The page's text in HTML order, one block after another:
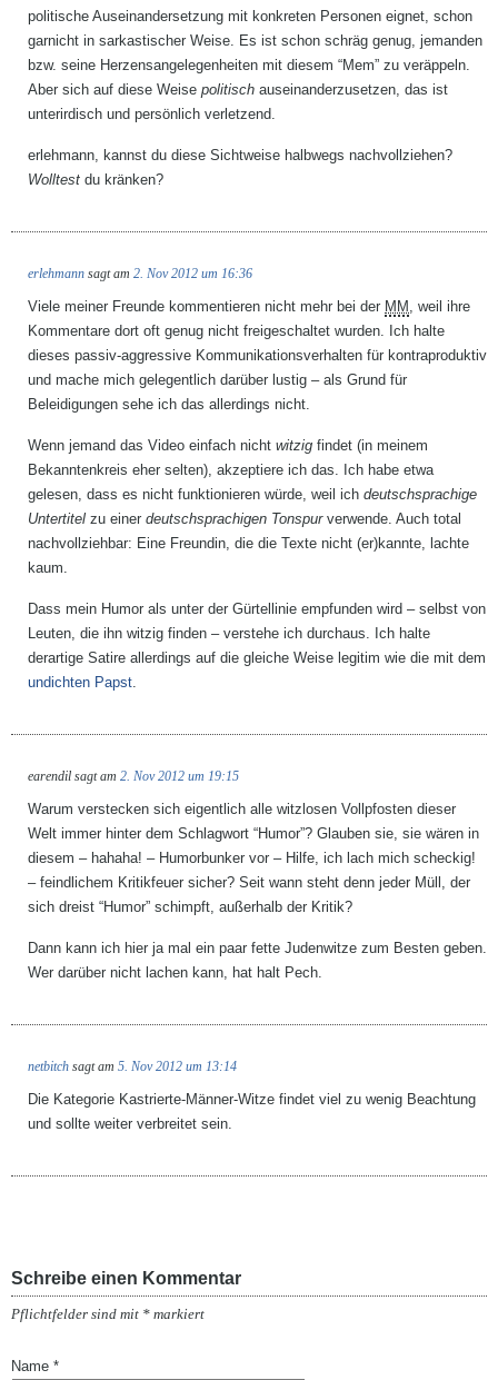
politische Auseinandersetzung mit konkreten Personen eignet, schon
garnicht in sarkastischer Weise. Es ist schon schräg genug, jemanden
bzw. seine Herzensangelegenheiten mit diesem “Mem” zu veräppeln.
Aber sich auf diese Weise politisch auseinanderzusetzen, das ist
unterirdisch und persönlich verletzend.
erlehmann, kannst du diese Sichtweise halbwegs nachvollziehen?
Wolltest du kränken?
erlehmann sagt am 2. Nov 2012 um 16:36
Viele meiner Freunde kommentieren nicht mehr bei der MM , weil ihre
Kommentare dort oft genug nicht freigeschaltet wurden. Ich halte
dieses passiv-aggressive Kommunikationsverhalten für kontraproduktiv
und mache mich gelegentlich darüber lustig – als Grund für
Beleidigungen sehe ich das allerdings nicht.
Wenn jemand das Video einfach nicht witzig findet (in meinem
Bekanntenkreis eher selten), akzeptiere ich das. Ich habe etwa
gelesen, dass es nicht funktionieren würde, weil ich deutschsprachige
Untertitel zu einer deutschsprachigen Tonspurverwende. Auch total
nachvollziehbar: Eine Freundin, die die Texte nicht (er)kannte, lachte
kaum.
Dass mein Humor als unter der Gürtellinie empfunden wird – selbst von
Leuten, die ihn witzig finden – verstehe ich durchaus. Ich halte
derartige Satire allerdings auf die gleiche Weise legitim wie die mit dem
undichten Papst.
earendil sagt am 2. Nov 2012 um 19:15
Warum verstecken sich eigentlich alle witzlosen Vollpfosten dieser
Welt immer hinter dem Schlagwort “Humor”? Glauben sie, sie wären in
diesem – hahaha! – Humorbunker vor – Hilfe, ich lach mich scheckig!
– feindlichem Kritikfeuer sicher? Seit wann steht denn jeder Müll, der
sich dreist “Humor” schimpft, außerhalb der Kritik?
Dann kann ich hier ja mal ein paar fette Judenwitze zum Besten geben.
Wer darüber nicht lachen kann, hat halt Pech.
netbitch sagt am 5. Nov 2012 um 13:14
Die Kategorie Kastrierte-Männer-Witze findet viel zu wenig Beachtung
und sollte weiter verbreitet sein.
Schreibe einen Kommentar
Pflichtfelder sind mit * markiert
Name *